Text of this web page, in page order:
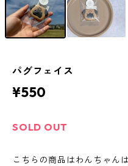
パグフェイス
¥550
SOLD OUT
こちらの商品はわんちゃん